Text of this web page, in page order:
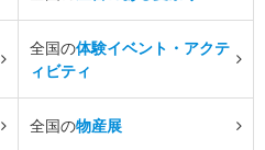
全国の体験イベント・アクテ
ィビティ
全国の物産展